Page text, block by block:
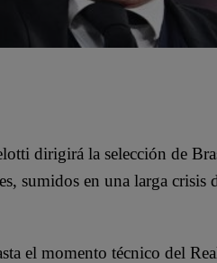
dirigirá la selección de
sumidos en una larga crisis
el momento técnico del